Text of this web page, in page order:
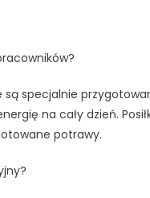
są specjalnie
na cały dzień.
potrawy.